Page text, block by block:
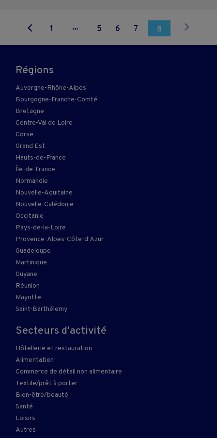
1 ... 5 6 7 8
Régions
Auvergne-Rhône-Alpes
Bourgogne-Franche-Comté
Bretagne
Centre-Val de Loire
Corse
Grand Est
Hauts-de-France
Île-de-France
Normandie
Nouvelle-Aquitaine
Nouvelle-Calédonie
Occitanie
Pays-de-la-Loire
Provence-Alpes-Côte-d'Azur
Guadeloupe
Martinique
Guyane
Réunion
Mayotte
Saint-Barthélemy
Secteurs d'activité
Hôtellerie et restauration
Alimentation
Commerce de détail non alimentaire
Textile/prêt à porter
Bien-être/beauté
Santé
Loisirs
Autres